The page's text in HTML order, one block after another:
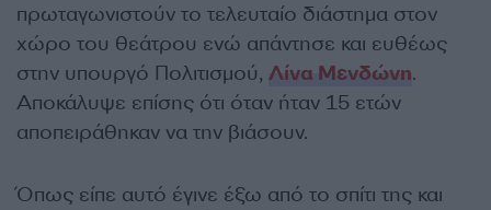
πρωταγωνιστούν το τελευταίο διάστημα στον
χώρο του θεάτρου ενώ απάντησε και ευθέως
στην υπουργό Πολιτισμού, Λίνα Μενδώνη.
Αποκάλυψε επίσης ότι όταν ήταν 15 ετών
αποπειράθηκαν να την βιάσουν.
Όπως είπε αυτό έγινε έξω από το σπίτι της και